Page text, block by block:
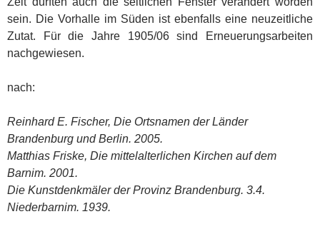
sein. Die Vorhalle im Süden ist ebenfalls eine neuzeitliche
Zutat. Für die Jahre 1905/06 sind Erneuerungsarbeiten
nachgewiesen.
nach:
Reinhard E. Fischer, Die Ortsnamen der Länder
Brandenburg und Berlin. 2005.
Matthias Friske, Die mittelalterlichen Kirchen auf dem
Barnim. 2001.
Die Kunstdenkmäler der Provinz Brandenburg. 3.4.
Niederbarnim. 1939.